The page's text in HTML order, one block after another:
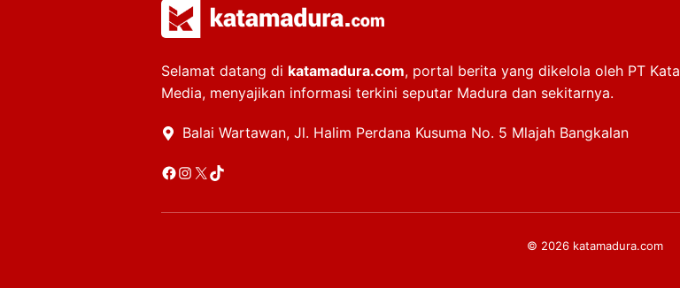
Selamat datang di katamadura.com, portal berita yang dikelola oleh PT
Media, menyajikan informasi terkini seputar Madura dan sekitarnya.
Balai Wartawan, Jl. Halim Perdana Kusuma No. 5 Mlajah Bangkalan
Facebook
Instagram
X TikTok
© 2026 katamadura.com